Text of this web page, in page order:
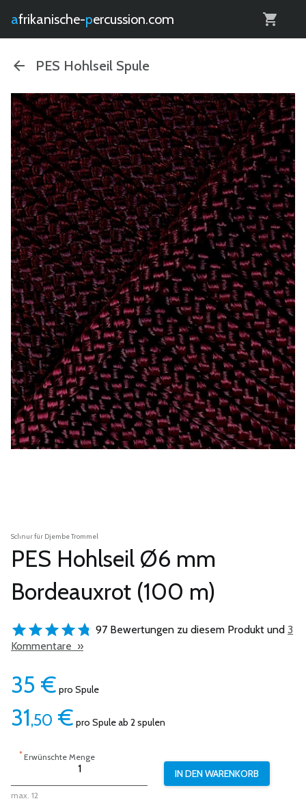
afrikanische- percussion.com
PES Hohlseil Spule
Schnur für Djembe Trommel
PES Hohlseil Ø6 mm
Bordeauxrot (100 m)
97 Bewertungen zu diesem Produkt und 3
Kommentare »
35 € pro Spule
31,50 € pro Spule ab 2 spulen
*Erwünschte Menge
max. 12